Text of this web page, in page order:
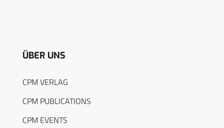
ÜBER UNS
CPM VERLAG
CPM PUBLICATIONS
CPM EVENTS